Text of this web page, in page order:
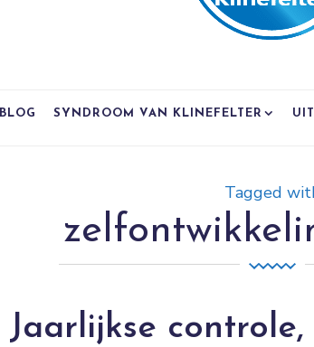
BLOG SYNDROOM VAN KLINEFELTER
Tagged
Jaarlijkse controle,